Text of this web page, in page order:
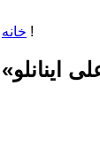
خانه «محمدعلی اینانلو» پیش‌کسوت محیط زیست، ورزش و رسانه درگذشت !